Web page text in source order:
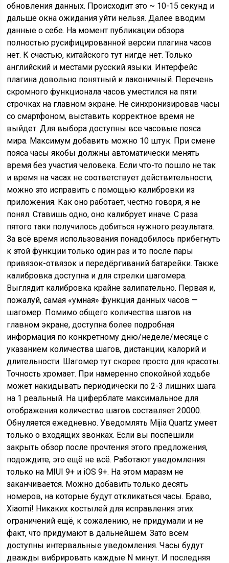
обновления данных. Происходит это ~ 10-15 секунд и
дальше окна ожидания уйти нельзя. Далее вводим
данные о себе. На момент публикации обзора
полностью русифицированной версии плагина часов
нет. К счастью, китайского тут нигде нет. Только
английский и местами русский языки. Интерфейс
плагина довольно понятный и лаконичный. Перечень
скромного функционала часов уместился на пяти
строчках на главном экране. Не синхронизировав часы
со смартфоном, выставить корректное время не
выйдет. Для выбора доступны все часовые пояса
мира. Максимум добавить можно 10 штук. При смене
пояса часы якобы должны автоматически менять
время без участия человека. Если что-то пошло не так
и время на часах не соответствует действительности,
можно это исправить с помощью калибровки из
приложения. Как оно работает, честно говоря, я не
понял. Ставишь одно, оно калибрует иначе. С раза
пятого таки получилось добиться нужного результата.
За всё время использования понадобилось прибегнуть
к этой функции только один раз и то после пары
привязок-отвязок и передёргиваний батарейки. Также
калибровка доступна и для стрелки шагомера.
Выглядит калибровка крайне залипательно. Первая и,
пожалуй, самая «умная» функция данных часов —
шагомер. Помимо общего количества шагов на
главном экране, доступна более подробная
информация по конкретному дню/неделе/месяце с
указанием количества шагов, дистанции, калорий и
длительности. Шагомер тут скорее просто для красоты.
Точность хромает. При намеренно спокойной ходьбе
может накидывать периодически по 2-3 лишних шага
на 1 реальный. На циферблате максимальное для
отображения количество шагов составляет 20000.
Обнуляется ежедневно. Уведомлять Mijia Quartz умеет
только о входящих звонках. Если вы поспешили
закрыть обзор после прочтения этого предложения,
подождите, это ещё не всё. Работают уведомления
только на MIUI 9+ и iOS 9+. На этом маразм не
заканчивается. Можно добавить только десять
номеров, на которые будут откликаться часы. Браво,
Xiaomi! Никаких костылей для исправления этих
ограничений ещё, к сожалению, не придумали и не
факт, что придумают в дальнейшем. Зато всем
доступны интервальные уведомления. Часы будут
дважды вибрировать каждые N минут. И последняя